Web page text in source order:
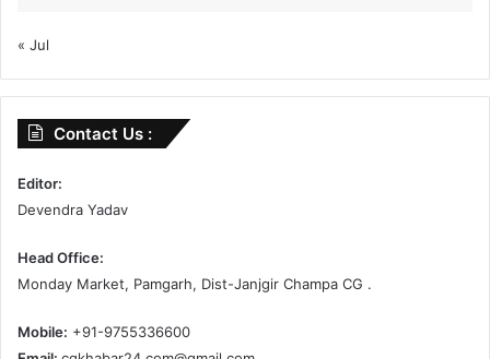
« Jul
Contact Us :
Editor:
Devendra Yadav
Head Office:
Monday Market, Pamgarh, Dist-Janjgir Champa CG .
Mobile: +91-9755336600